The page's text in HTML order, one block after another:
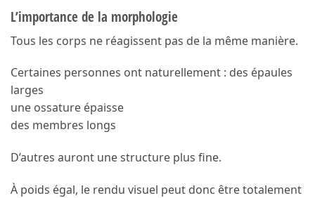
L’importance de la morphologie
Tous les corps ne réagissent pas de la même manière.
Certaines personnes ont naturellement : des épaules
larges
une ossature épaisse
des membres longs
D’autres auront une structure plus fine.
À poids égal, le rendu visuel peut donc être totalement